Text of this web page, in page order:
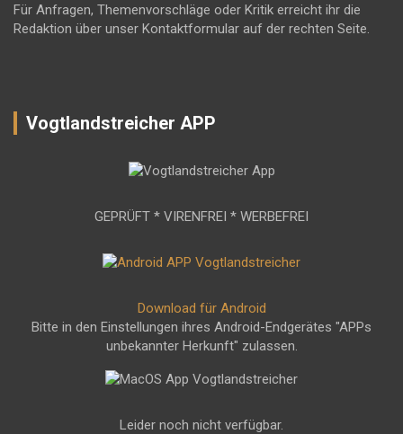
Für Anfragen, Themenvorschläge oder Kritik erreicht ihr die
Redaktion über unser Kontaktformular auf der rechten Seite.
Vogtlandstreicher APP
GEPRÜFT * VIRENFREI * WERBEFREI
Download für Android
Bitte in den Einstellungen ihres Android-Endgerätes "APPs
unbekannter Herkunft" zulassen.
Leider noch nicht verfügbar.